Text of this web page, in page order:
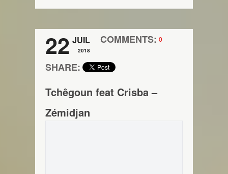
22 JUIL
2018
COMMENTS: 0
SHARE:
Tchêgoun feat Crisba –
Zémidjan